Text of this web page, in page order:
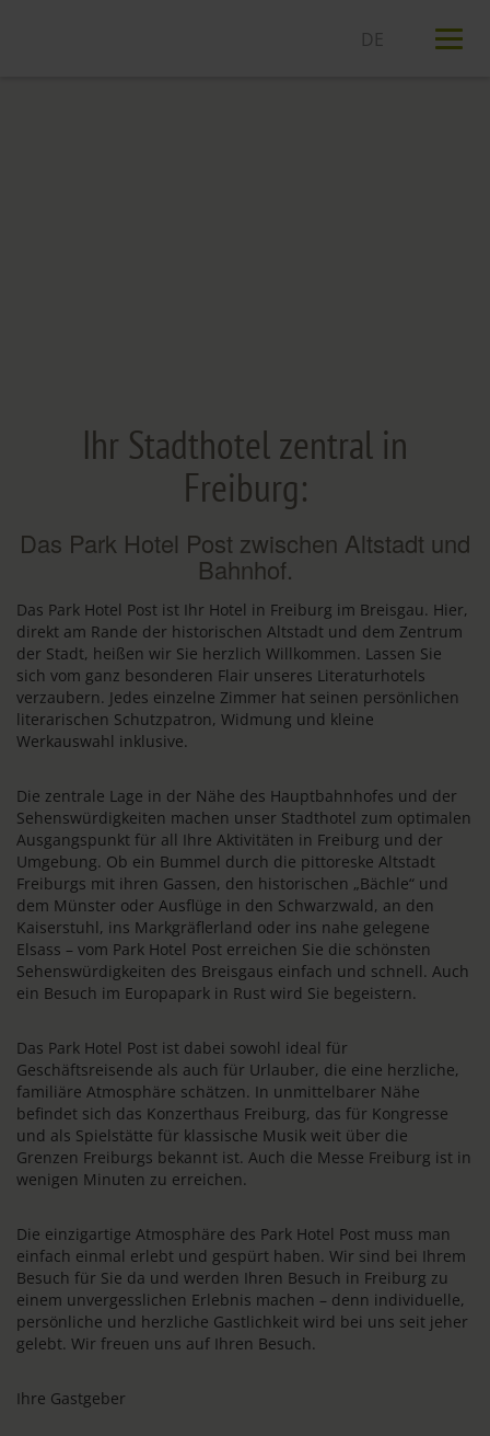
Ihr Stadthotel zentral in
Freiburg:
Das Park Hotel Post zwischen Altstadt und
Bahnhof.
Das Park Hotel Post ist Ihr Hotel in Freiburg im Breisgau. Hier,
direkt am Rande der historischen Altstadt und dem Zentrum
der Stadt, heißen wir Sie herzlich Willkommen. Lassen Sie
sich vom ganz besonderen Flair unseres Literaturhotels
verzaubern. Jedes einzelne Zimmer hat seinen persönlichen
literarischen Schutzpatron, Widmung und kleine
Werkauswahl inklusive.
Die zentrale Lage in der Nähe des Hauptbahnhofes und der
Sehenswürdigkeiten machen unser Stadthotel zum optimalen
Ausgangspunkt für all Ihre Aktivitäten in Freiburg und der
Umgebung. Ob ein Bummel durch die pittoreske Altstadt
Freiburgs mit ihren Gassen, den historischen „Bächle“ und
dem Münster oder Ausflüge in den Schwarzwald, an den
Kaiserstuhl, ins Markgräflerland oder ins nahe gelegene
Elsass – vom Park Hotel Post erreichen Sie die schönsten
Sehenswürdigkeiten des Breisgaus einfach und schnell. Auch
ein Besuch im Europapark in Rust wird Sie begeistern.
Das Park Hotel Post ist dabei sowohl ideal für
Geschäftsreisende als auch für Urlauber, die eine herzliche,
familiäre Atmosphäre schätzen. In unmittelbarer Nähe
befindet sich das Konzerthaus Freiburg, das für Kongresse
und als Spielstätte für klassische Musik weit über die
Grenzen Freiburgs bekannt ist. Auch die Messe Freiburg ist in
wenigen Minuten zu erreichen.
Die einzigartige Atmosphäre des Park Hotel Post muss man
einfach einmal erlebt und gespürt haben. Wir sind bei Ihrem
Besuch für Sie da und werden Ihren Besuch in Freiburg zu
einem unvergesslichen Erlebnis machen – denn individuelle,
persönliche und herzliche Gastlichkeit wird bei uns seit jeher
gelebt. Wir freuen uns auf Ihren Besuch.
Ihre Gastgeber